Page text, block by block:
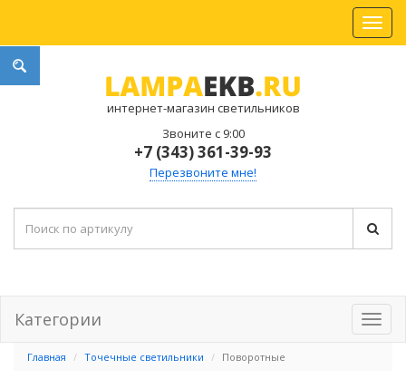
интернет-магазин светильников
Звоните с 9:00
+7 (343) 361-39-93
Перезвоните мне!
Категории
Главная Точечные светильники Поворотные